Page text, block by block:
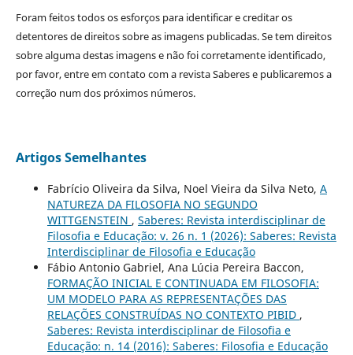
Foram feitos todos os esforços para identificar e creditar os
detentores de direitos sobre as imagens publicadas. Se tem direitos
sobre alguma destas imagens e não foi corretamente identificado,
por favor, entre em contato com a revista Saberes e publicaremos a
correção num dos próximos números.
Artigos Semelhantes
Fabrício Oliveira da Silva, Noel Vieira da Silva Neto, A
NATUREZA DA FILOSOFIA NO SEGUNDO
WITTGENSTEIN , Saberes: Revista interdisciplinar de
Filosofia e Educação: v. 26 n. 1 (2026): Saberes: Revista
Interdisciplinar de Filosofia e Educação
Fábio Antonio Gabriel, Ana Lúcia Pereira Baccon,
FORMAÇÃO INICIAL E CONTINUADA EM FILOSOFIA:
UM MODELO PARA AS REPRESENTAÇÕES DAS
RELAÇÕES CONSTRUÍDAS NO CONTEXTO PIBID ,
Saberes: Revista interdisciplinar de Filosofia e
Educação: n. 14 (2016): Saberes: Filosofia e Educação